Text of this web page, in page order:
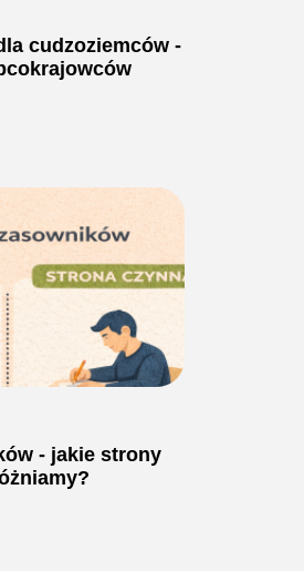
cudzoziemców -
- jakie strony